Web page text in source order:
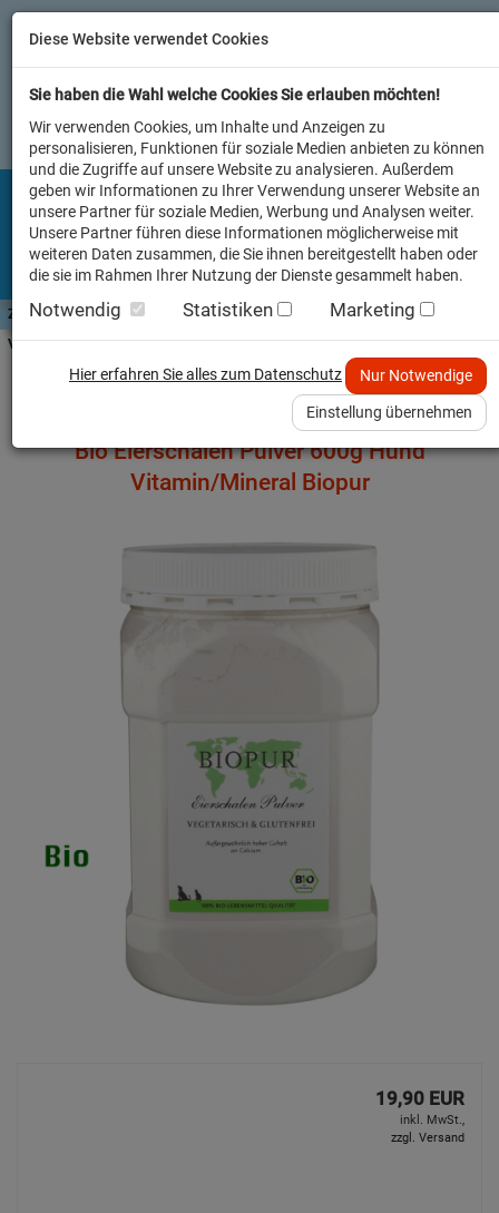
Zutaten A-Z Futterwissen mit Vorrat SPAREN AllesFinder
Service FAQ
Verkäufer vor Ort
Startseite Heimtier Hund Futterzusätze
Bio Eierschalen Pulver 600g Hund
Vitamin/Mineral Biopur
19,90 EUR
inkl. MwSt.,
zzgl. Versand
Diese Website verwendet Cookies
Sie haben die Wahl welche Cookies Sie erlauben möchten!
Wir verwenden Cookies, um Inhalte und Anzeigen zu
personalisieren, Funktionen für soziale Medien anbieten zu können
und die Zugriffe auf unsere Website zu analysieren. Außerdem
geben wir Informationen zu Ihrer Verwendung unserer Website an
unsere Partner für soziale Medien, Werbung und Analysen weiter.
Unsere Partner führen diese Informationen möglicherweise mit
weiteren Daten zusammen, die Sie ihnen bereitgestellt haben oder
die sie im Rahmen Ihrer Nutzung der Dienste gesammelt haben.
Notwendig Statistiken Marketing
Hier erfahren Sie alles zum Datenschutz Nur Notwendige
Einstellung übernehmen